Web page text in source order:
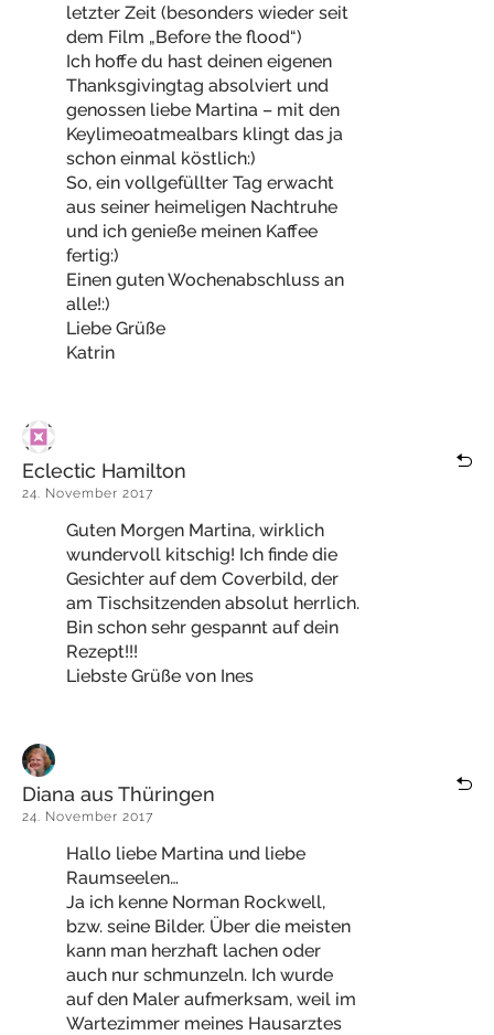
letzter Zeit (besonders wieder seit
dem Film „Before the flood“)
Ich hoffe du hast deinen eigenen
Thanksgivingtag absolviert und
genossen liebe Martina – mit den
Keylimeoatmealbars klingt das ja
schon einmal köstlich:)
So, ein vollgefüllter Tag erwacht
aus seiner heimeligen Nachtruhe
und ich genieße meinen Kaffee
fertig:)
Einen guten Wochenabschluss an
alle!:)
Liebe Grüße
Katrin
Eclectic Hamilton
24. November 2017
Guten Morgen Martina, wirklich
wundervoll kitschig! Ich finde die
Gesichter auf dem Coverbild, der
am Tischsitzenden absolut herrlich.
Bin schon sehr gespannt auf dein
Rezept!!!
Liebste Grüße von Ines
Diana aus Thüringen
24. November 2017
Hallo liebe Martina und liebe
Raumseelen…
Ja ich kenne Norman Rockwell,
bzw. seine Bilder. Über die meisten
kann man herzhaft lachen oder
auch nur schmunzeln. Ich wurde
auf den Maler aufmerksam, weil im
Wartezimmer meines Hausarztes